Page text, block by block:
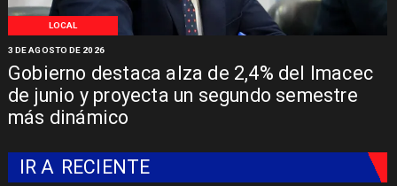
LOCAL
Gobierno destaca alza de 2,4% del Imacec
de junio y proyecta un segundo semestre
más dinámico
3 DE AGOSTO DE 2026
IR A RECIENTE